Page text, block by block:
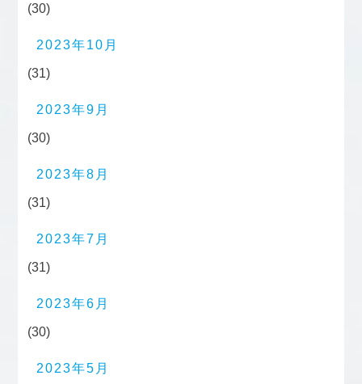
(30)
2023年10月
(31)
2023年9月
(30)
2023年8月
(31)
2023年7月
(31)
2023年6月
(30)
2023年5月